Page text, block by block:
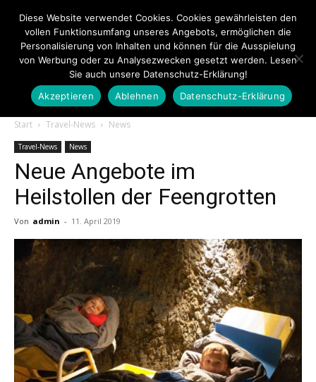
Touristiknews.de
|
und
Reiseempfehlungen.
Start Travel-News News
Travel-News News
Neue Angebote im
Heilstollen der Feengrotten
Von admin - 11. April 2019
Diese Website verwendet Cookies. Cookies gewährleisten den
vollen Funktionsumfang unseres Angebots, ermöglichen die
Personalisierung von Inhalten und können für die Ausspielung
von Werbung oder zu Analysezwecken gesetzt werden. Lesen
Sie auch unsere Datenschutz-Erklärung!
Akzeptieren
Ablehnen Datenschutz-Erklärung